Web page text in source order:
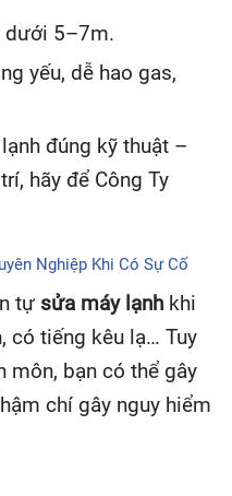
dưới 5–7m.
yếu, dễ hao gas,
đúng kỹ thuật –
hãy để Công Ty
Nghiệp Khi Có Sự Cố
tự sửa máy lạnh khi
có tiếng kêu lạ… Tuy
môn, bạn có thể gây
chí gây nguy hiểm